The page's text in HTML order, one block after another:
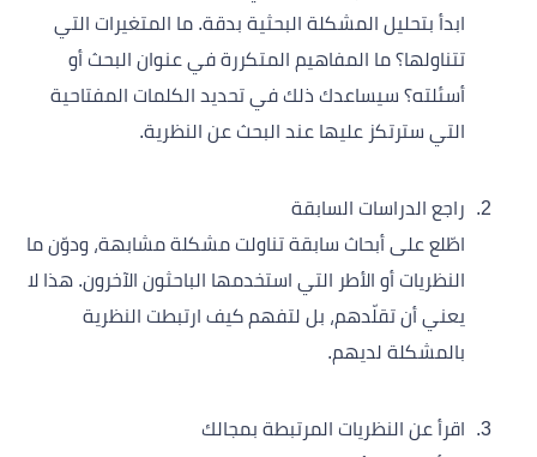
ابدأ بتحليل المشكلة البحثية بدقة. ما المتغيرات التي
تتناولها؟ ما المفاهيم المتكررة في عنوان البحث أو
أسئلته؟ سيساعدك ذلك في تحديد الكلمات المفتاحية
التي سترتكز عليها عند البحث عن النظرية.
راجع الدراسات السابقة
اطّلع على أبحاث سابقة تناولت مشكلة مشابهة، ودوّن ما
النظريات أو الأطر التي استخدمها الباحثون الآخرون. هذا لا
يعني أن تقلّدهم، بل لتفهم كيف ارتبطت النظرية
بالمشكلة لديهم.
اقرأ عن النظريات المرتبطة بمجالك